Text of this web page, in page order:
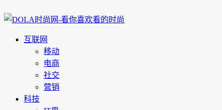
互联网
移动
电商
社交
营销
科技